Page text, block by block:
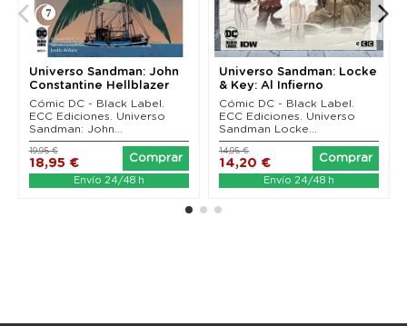
Universo Sandman: John
Constantine Hellblazer
vol. 02: Tu...
Cómic DC - Black Label.
ECC Ediciones. Universo
Sandman: John...
18,95 €
19,95 €
Comprar
Envío 24/48 h
Universo Sandman: Locke
& Key: Al Infierno
Cómic DC - Black Label.
ECC Ediciones. Universo
Sandman Locke...
14,20 €
14,95 €
Comprar
Envío 24/48 h